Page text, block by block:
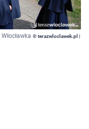
© terazwloclawek.pl |